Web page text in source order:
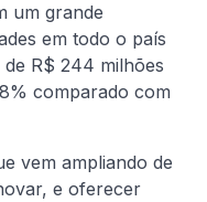
um grande
em todo o país
R$ 244 milhões
comparado com
vem ampliando de
e oferecer